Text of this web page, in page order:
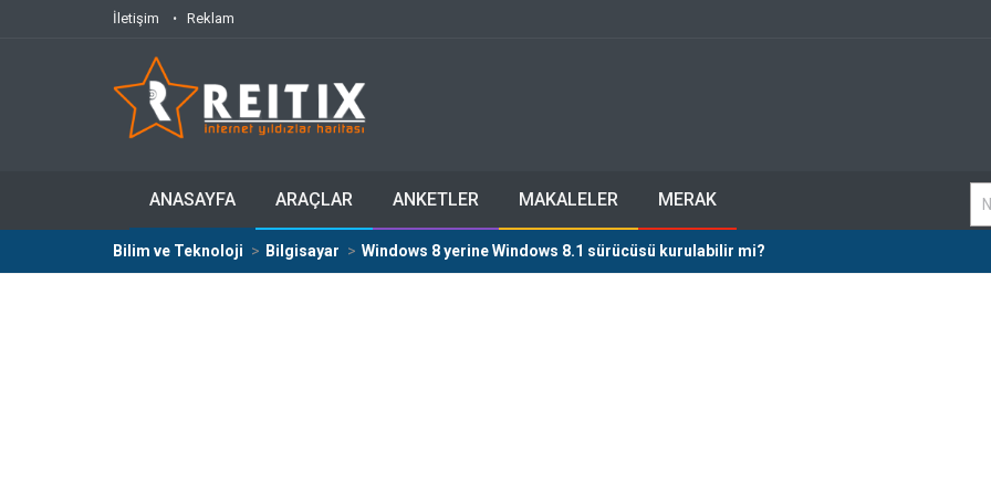
İletişim Reklam
ANASAYFA ARAÇLAR ANKETLER MAKALELER MERAK
Bilim ve Teknoloji Bilgisayar Windows 8 yerine Windows 8.1 sürücüsü kurulabilir mi?